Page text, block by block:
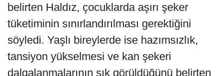
belirten Haldız, çocuklarda aşırı şeker
tüketiminin sınırlandırılması gerektiğini
söyledi. Yaşlı bireylerde ise hazımsızlık,
tansiyon yükselmesi ve kan şekeri
dalgalanmalarının sık görüldüğünü belirten